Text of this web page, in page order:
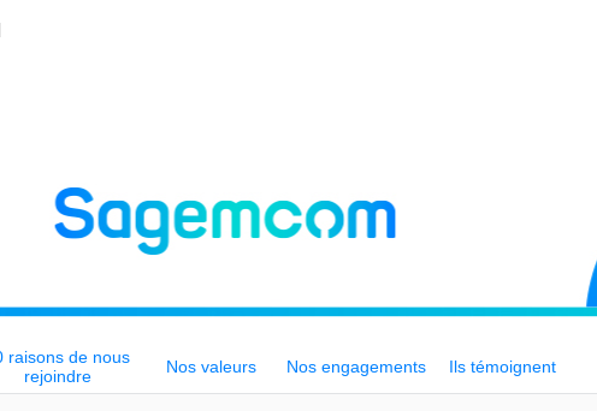
raisons de nous
rejoindre
Nos valeurs Nos engagements Ils témoignent